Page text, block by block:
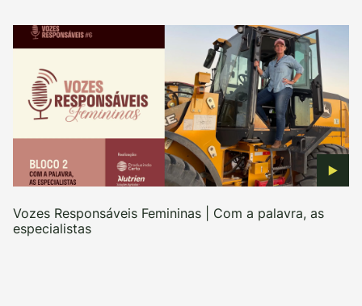
Vozes Responsáveis Femininas | Com a palavra, as
especialistas